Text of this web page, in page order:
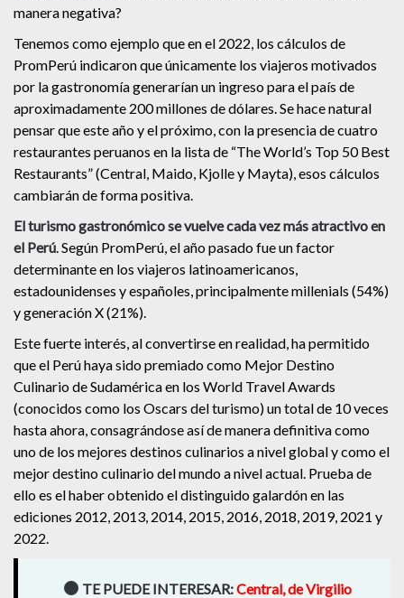
manera negativa?
Tenemos como ejemplo que en el 2022, los cálculos de
PromPerú indicaron que únicamente los viajeros motivados
por la gastronomía generarían un ingreso para el país de
aproximadamente 200 millones de dólares. Se hace natural
pensar que este año y el próximo, con la presencia de cuatro
restaurantes peruanos en la lista de “The World’s Top 50 Best
Restaurants” (Central, Maido, Kjolle y Mayta), esos cálculos
cambiarán de forma positiva.
El turismo gastronómico se vuelve cada vez más atractivo en
el Perú . Según PromPerú, el año pasado fue un factor
determinante en los viajeros latinoamericanos,
estadounidenses y españoles, principalmente millenials (54%)
y generación X (21%).
Este fuerte interés, al convertirse en realidad, ha permitido
que el Perú haya sido premiado como Mejor Destino
Culinario de Sudamérica en los World Travel Awards
(conocidos como los Oscars del turismo) un total de 10 veces
hasta ahora, consagrándose así de manera definitiva como
uno de los mejores destinos culinarios a nivel global y como el
mejor destino culinario del mundo a nivel actual. Prueba de
ello es el haber obtenido el distinguido galardón en las
ediciones 2012, 2013, 2014, 2015, 2016, 2018, 2019, 2021 y
2022.
TE PUEDE INTERESAR:Central, de Virgilio